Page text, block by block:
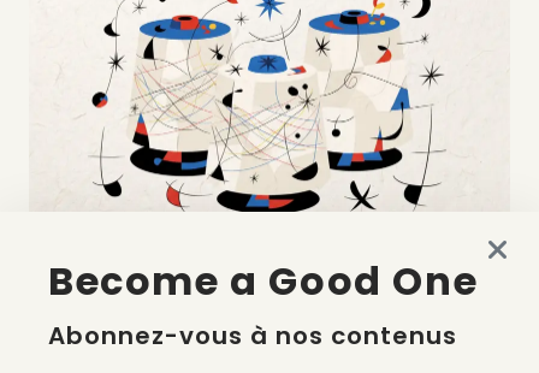
Made in France en 2026 : accessible, semi-automatisé et
à la carte
Become a Good One
Abonnez-vous à nos contenus